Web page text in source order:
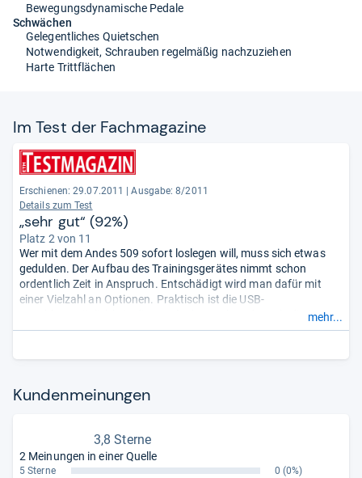
Bewegungsdynamische Pedale
Schwächen
Gelegentliches Quietschen
Notwendigkeit, Schrauben regelmäßig nachzuziehen
Harte Trittflächen
Im Test der Fach­ma­ga­zine
Erschienen: 29.07.2011
Ausgabe: 8/2011
Details zum Test
„sehr gut“ (92%)
Platz 2 von 11
Wer mit dem Andes 509 sofort loslegen will, muss sich etwas
gedulden. Der Aufbau des Trainingsgerätes nimmt schon
ordentlich Zeit in Anspruch. Entschädigt wird man dafür mit
einer Vielzahl an Optionen. Praktisch ist die USB-
Anschlussmöglichkeit, die es erlaubt, auch andere als die im
Gerät gespeicherten Profile zu nutzen. Die Trittflächen des
durch unsere Redaktion.
mehr...
Kun­den­mei­nun­gen
3,8 Sterne
2 Meinungen in einer Quelle
5 Sterne 0 (0%)